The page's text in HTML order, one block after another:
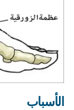
الأسباب